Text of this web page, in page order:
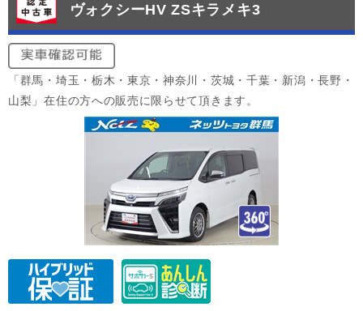
ヴォクシーHV ZSキラメキ3
「群馬・埼玉・栃木・東京・神奈川・茨城・千葉・新潟・長野・
山梨」在住の方への販売に限らせて頂きます。